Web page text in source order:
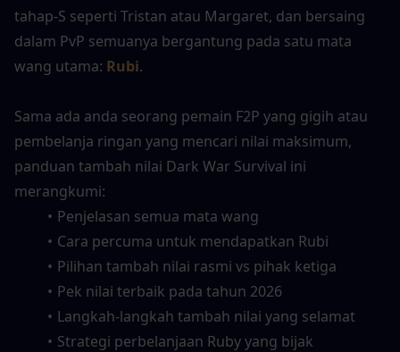
tahap-S seperti Tristan atau Margaret, dan bersaing
dalam PvP semuanya bergantung pada satu mata
wang utama: Rubi.
Sama ada anda seorang pemain F2P yang gigih atau
pembelanja ringan yang mencari nilai maksimum,
panduan tambah nilai Dark War Survival ini
merangkumi:
Penjelasan semua mata wang
Cara percuma untuk mendapatkan Rubi
Pilihan tambah nilai rasmi vs pihak ketiga
Pek nilai terbaik pada tahun 2026
Langkah-langkah tambah nilai yang selamat
Strategi perbelanjaan Ruby yang bijak